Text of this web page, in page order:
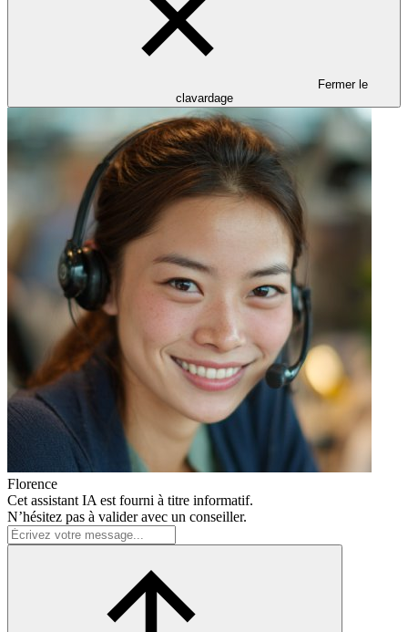
Fermer le
clavardage
Florence
Cet assistant IA est fourni à titre informatif.
N’hésitez pas à valider avec un conseiller.